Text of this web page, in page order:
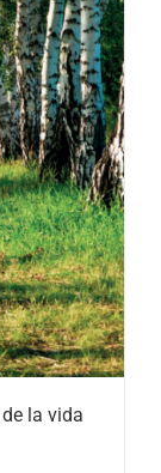
la vida